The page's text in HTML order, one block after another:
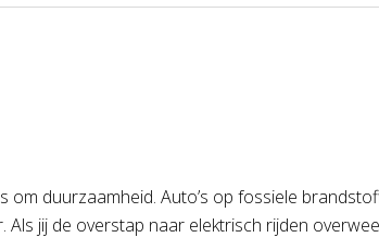
om duurzaamheid. Auto’s op fossiele
Als jij de overstap naar elektrisch rijden